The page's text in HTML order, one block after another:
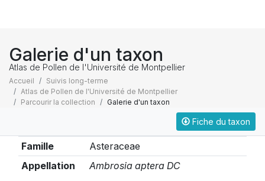
Galerie d'un taxon
Atlas de Pollen de l'Université de Montpellier
Accueil
Suivis long-terme
Atlas de Pollen de l'Université de Montpellier
Parcourir la collection
Galerie d'un taxon
Fiche du taxon
Famille
Asteraceae
Appellation
Ambrosia aptera DC